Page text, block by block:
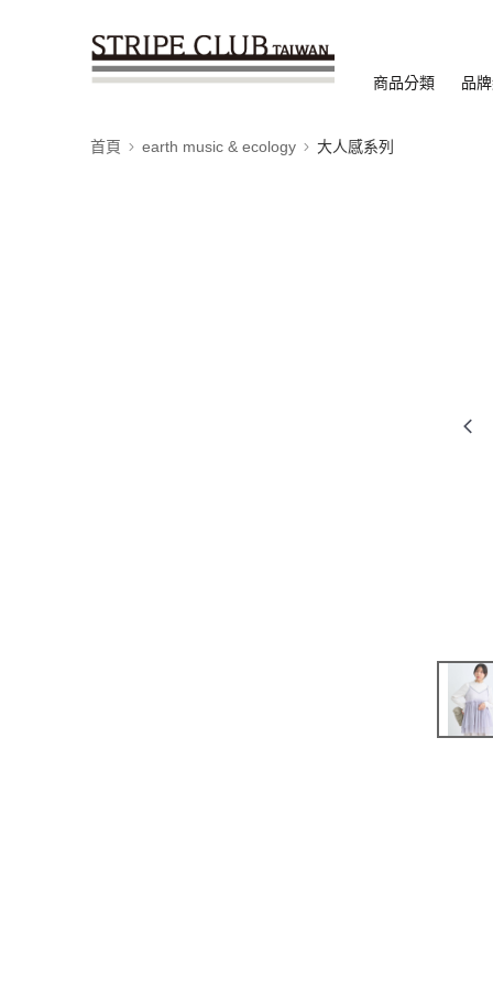
商品分類 品
首頁 earth music & ecology 大人感系列